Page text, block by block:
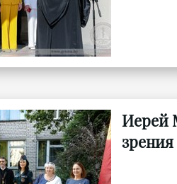
Иерей
зрения